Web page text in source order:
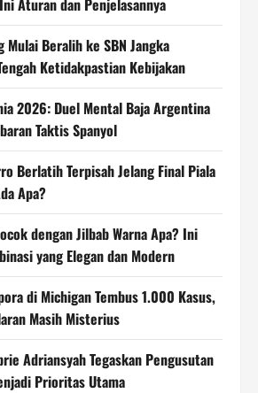
Aturan dan Penjelasannya
Beralih ke SBN Jangka
Ketidakpastian Kebijakan
2026: Duel Mental Baja Argentina
Taktis Spanyol
Berlatih Terpisah Jelang Final Piala
Apa?
dengan Jilbab Warna Apa? Ini
yang Elegan dan Modern
di Michigan Tembus 1.000 Kasus,
Masih Misterius
Adriansyah Tegaskan Pengusutan
Prioritas Utama